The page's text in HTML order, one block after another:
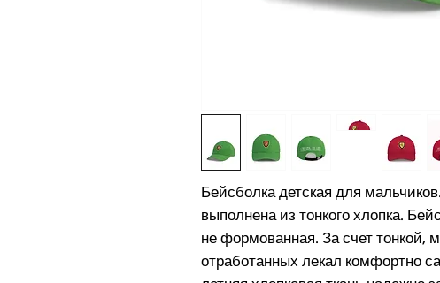
Бейсболка детская для
выполнена из тонкого хлопка.
не формованная. За счет тонкой,
отработанных лекал комфортно